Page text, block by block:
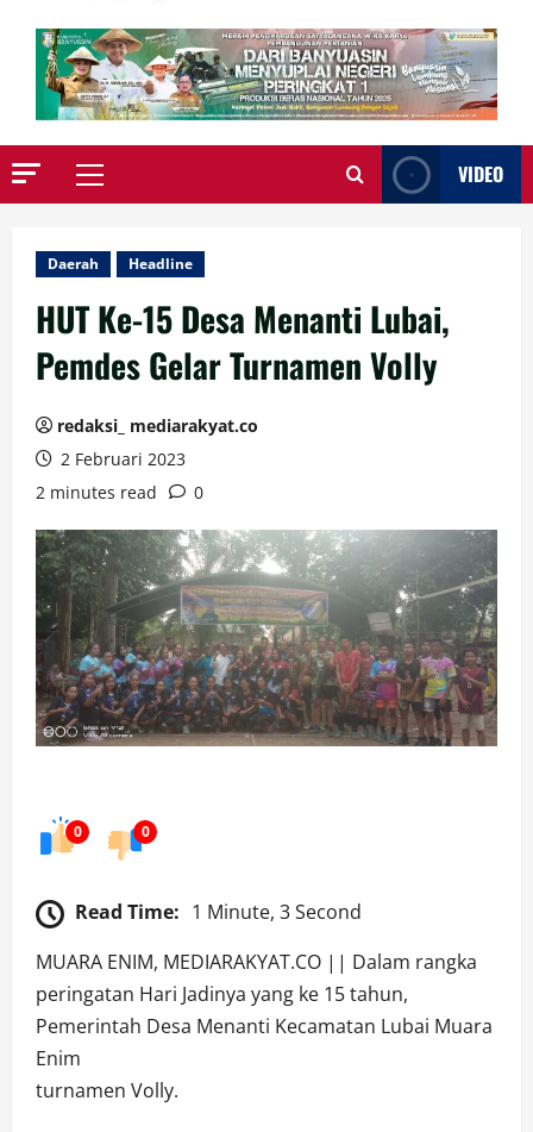
Primary
VIDEO
Daerah Headline
HUT Ke-15 Desa Menanti Lubai,
Pemdes Gelar Turnamen Volly
redaksi_ mediarakyat.co
2 Februari 2023
2 minutes read
0
0 0
Read Time: 1 Minute, 3 Second
MUARA ENIM, MEDIARAKYAT.CO || Dalam rangka
peringatan Hari Jadinya yang ke 15 tahun,
Pemerintah Desa Menanti Kecamatan Lubai Muara
Enim
turnamen Volly.